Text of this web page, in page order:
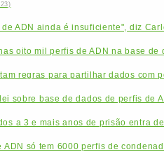
ADN ainda é insuficiente", diz
oito mil perfis de ADN na base de
regras para partilhar dados com
sobre base de dados de perfis de
a 3 e mais anos de prisão entra
ADN só tem 6000 perfis de